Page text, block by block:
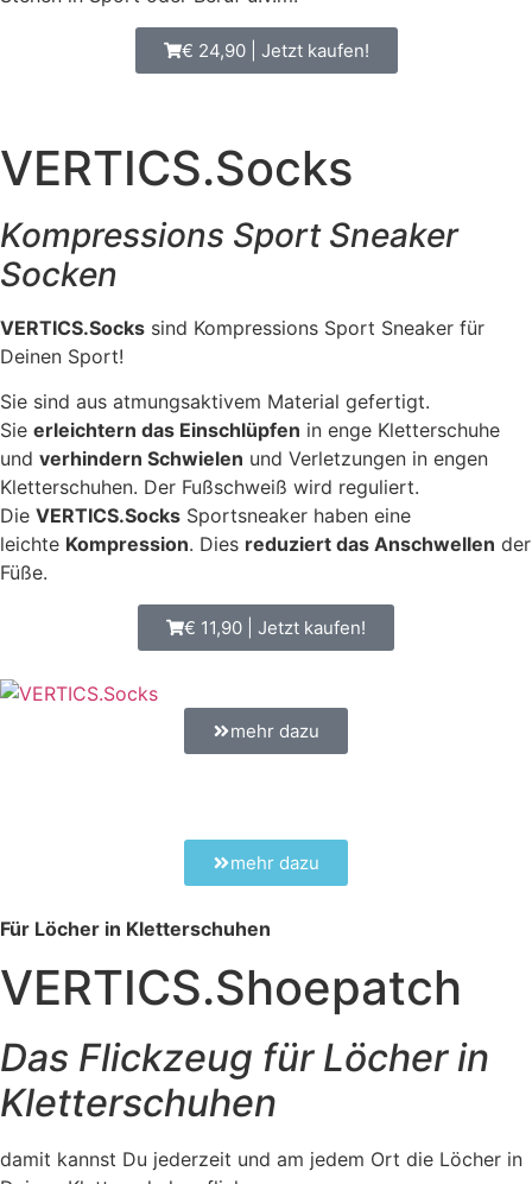
€ 24,90 | Jetzt kaufen!
VERTICS.Socks
Kompressions Sport Sneaker
Socken
VERTICS.Socks sind Kompressions Sport Sneaker für
Deinen Sport!
Sie sind aus atmungsaktivem Material gefertigt.
Sie erleichtern das Einschlüpfen in enge Kletterschuhe
und verhindern Schwielen und Verletzungen in engen
Kletterschuhen. Der Fußschweiß wird reguliert.
Die VERTICS.Socks Sportsneaker haben eine
leichte Kompression. Dies reduziert das Anschwellen der
Füße.
€ 11,90 | Jetzt kaufen!
mehr dazu
mehr dazu
Für Löcher in Kletterschuhen
VERTICS.Shoepatch
Das Flickzeug für Löcher in
Kletterschuhen
damit kannst Du jederzeit und am jedem Ort die Löcher in